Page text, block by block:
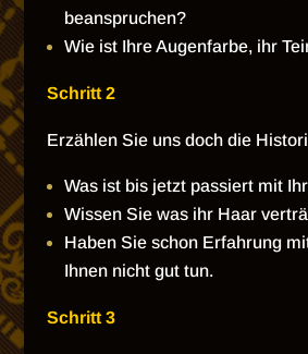
beanspruchen?
Wie ist Ihre Augenfarbe, ihr
Schritt 2
Erzählen Sie uns doch die
Was ist bis jetzt passiert mit
Wissen Sie was ihr Haar
Haben Sie schon Erfahrung
Ihnen nicht gut tun.
Schritt 3